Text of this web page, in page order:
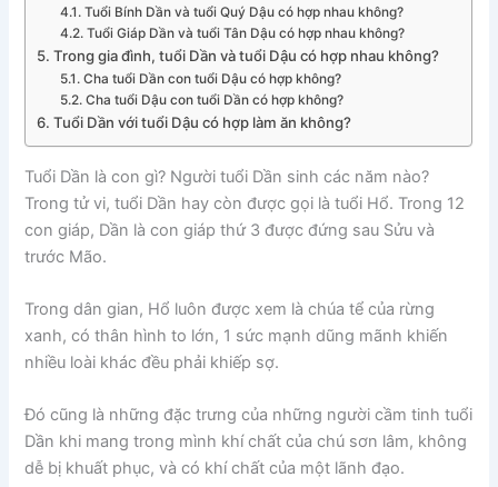
Tuổi Bính Dần và tuổi Quý Dậu có hợp nhau không?
Tuổi Giáp Dần và tuổi Tân Dậu có hợp nhau không?
Trong gia đình, tuổi Dần và tuổi Dậu có hợp nhau không?
Cha tuổi Dần con tuổi Dậu có hợp không?
Cha tuổi Dậu con tuổi Dần có hợp không?
Tuổi Dần với tuổi Dậu có hợp làm ăn không?
Tuổi Dần là con gì? Người tuổi Dần sinh các năm nào?
Trong tử vi, tuổi Dần hay còn được gọi là tuổi Hổ. Trong 12
con giáp, Dần là con giáp thứ 3 được đứng sau Sửu và
trước Mão.
Trong dân gian, Hổ luôn được xem là chúa tể của rừng
xanh, có thân hình to lớn, 1 sức mạnh dũng mãnh khiến
nhiều loài khác đều phải khiếp sợ.
Đó cũng là những đặc trưng của những người cầm tinh tuổi
Dần khi mang trong mình khí chất của chú sơn lâm, không
dễ bị khuất phục, và có khí chất của một lãnh đạo.